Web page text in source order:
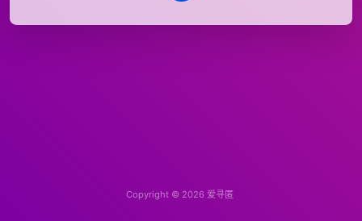
Copyright © 2026 爱寻匿